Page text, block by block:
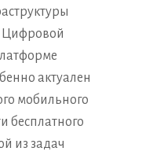
Цифровой
актуален
мобильного
бесплатного
из задач